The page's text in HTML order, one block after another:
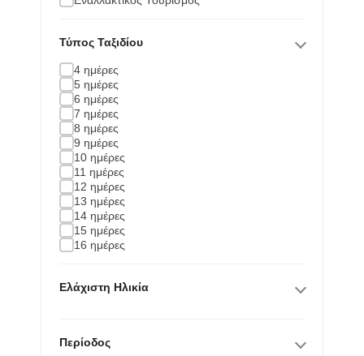
Τύπος Ταξιδίου
4 ημέρες
5 ημέρες
6 ημέρες
7 ημέρες
8 ημέρες
9 ημέρες
10 ημέρες
11 ημέρες
12 ημέρες
13 ημέρες
14 ημέρες
15 ημέρες
16 ημέρες
Ελάχιστη Ηλικία
Περίοδος